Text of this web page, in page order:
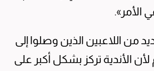
الأمر».
من اللاعبين الذين وصلوا إلى
الأندية تركز بشكل أكبر على